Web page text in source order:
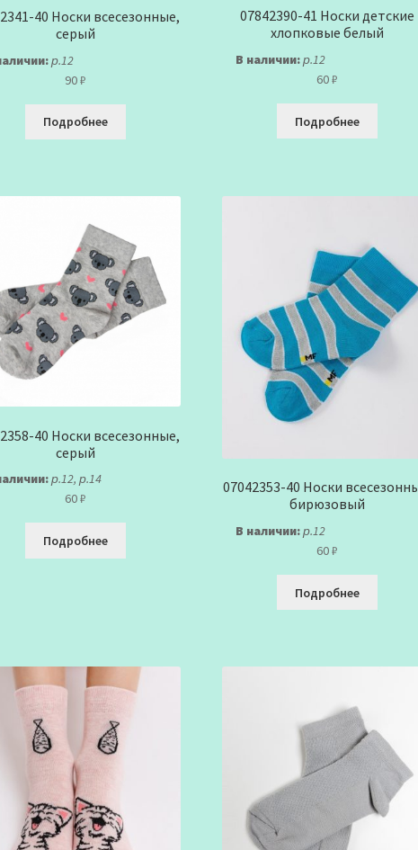
40 Носки всесезонные,
серый
р.12
90₽
Подробнее
07842390-41 Носки детские
хлопковые белый
В наличии:р.12
60₽
Подробнее
40 Носки всесезонные,
серый
р.12, р.14
60₽
Подробнее
07042353-40 Носки
бирюзовый
В наличии:р.12
60₽
Подробнее